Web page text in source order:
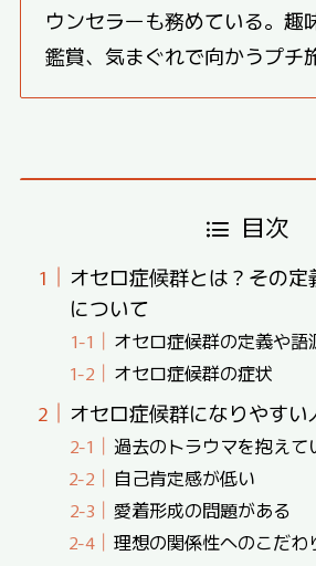
ウンセラーも務めている。趣
鑑賞、気まぐれで向かうプチ
目次
オセロ症候群とは？その
について
オセロ症候群の定義や語
オセロ症候群の症状
オセロ症候群になりやす
過去のトラウマを抱えて
自己肯定感が低い
愛着形成の問題がある
理想の関係性へのこだわ